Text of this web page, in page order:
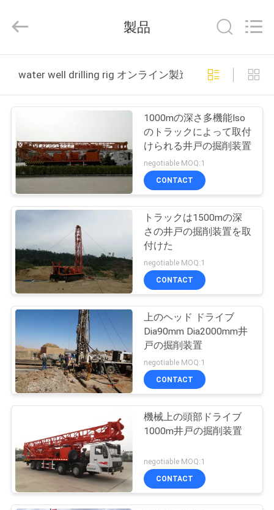
プ
ダ
ク
ト
私
達
に
つ
い
て
旅
行
MANUFACTURING
CO.,LTD.
Reserved.
製品
water well drilling rig オンライン製造
1000mの深さ多機能Iso
のトラックによって取付
けられる井戸の掘削装置
negotiable MOQ:1
CONTACT
トラックは1500mの深
さの井戸の掘削装置を取
付けた
negotiable MOQ:1
CONTACT
上のヘッド ドライブ
Dia90mm Dia2000mm井
戸の掘削装置
negotiable MOQ:1
CONTACT
機械上の頭部ドライブ
1000m井戸の掘削装置
negotiable MOQ:1
CONTACT